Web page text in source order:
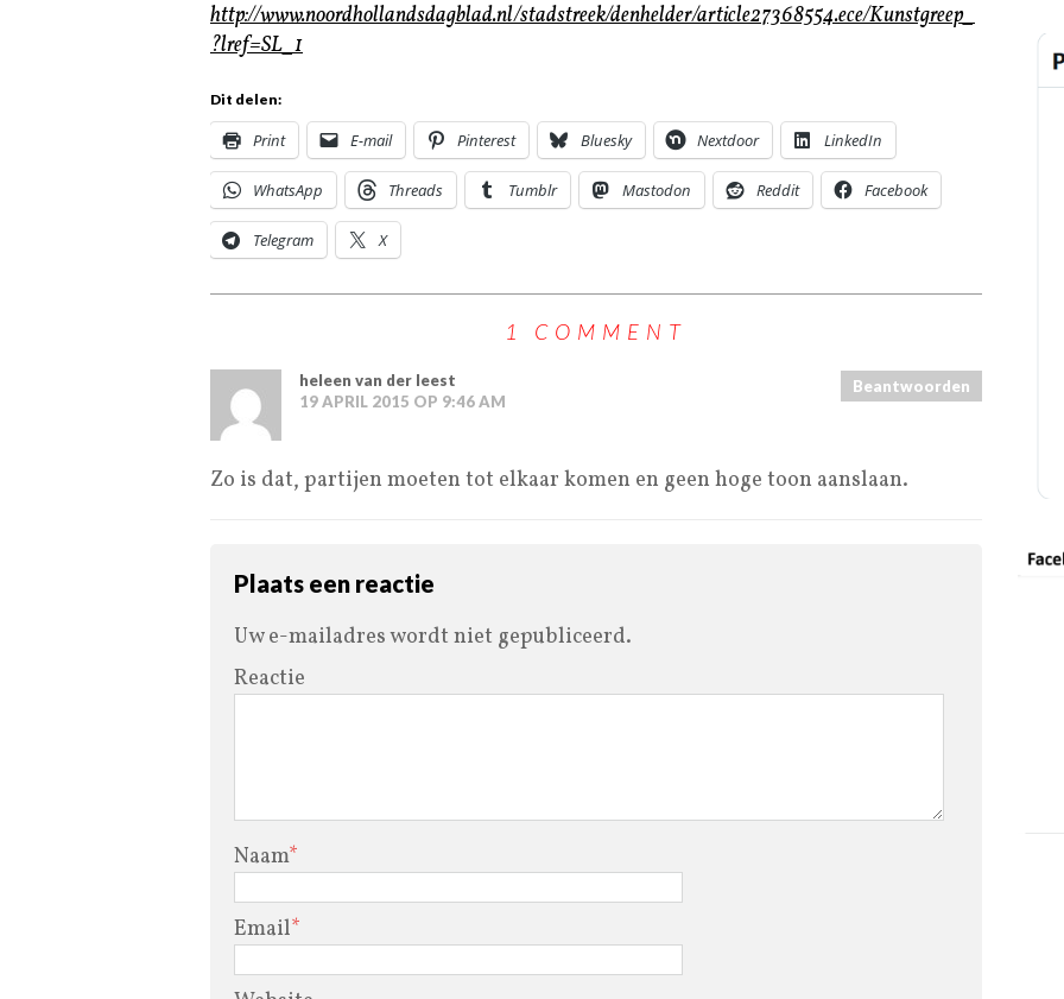
http://www.noordhollandsdagblad.nl/stadstreek/denhelder/article27368554.ece/Kunstgreep_
?lref=SL_1
Dit delen:
Print E-mail Pinterest Bluesky Nextdoor LinkedIn
WhatsApp Threads Tumblr Mastodon Reddit Facebook
Telegram X
1 COMMENT
heleen van der leest
19 APRIL 2015 OP 9:46 AM
Beantwoorden
Zo is dat, partijen moeten tot elkaar komen en geen hoge toon aanslaan.
Plaats een reactie
Uw e-mailadres wordt niet gepubliceerd.
Reactie
Naam*
Email*